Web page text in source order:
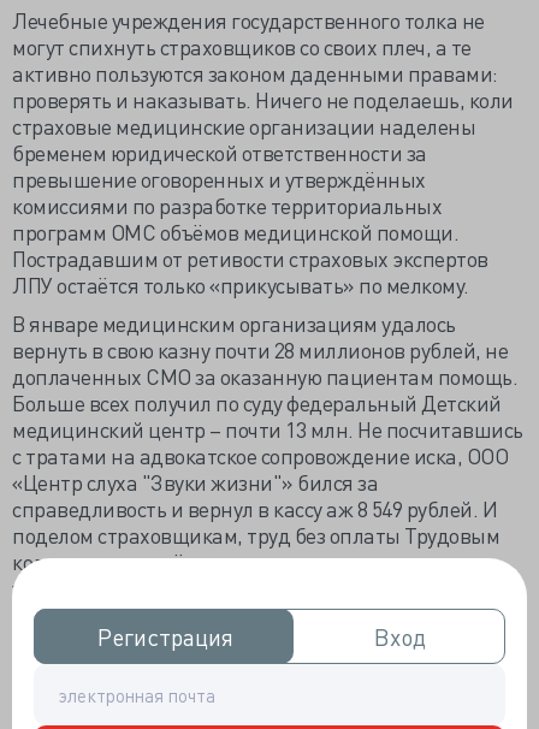
Регистрация
Регистрация Вход
Вход
Лечебные учреждения государственного толка не
могут спихнуть страховщиков со своих плеч, а те
активно пользуются законом даденными правами:
проверять и наказывать. Ничего не поделаешь, коли
страховые медицинские организации наделены
бременем юридической ответственности за
превышение оговоренных и утверждённых
комиссиями по разработке территориальных
программ ОМС объёмов медицинской помощи.
Пострадавшим от ретивости страховых экспертов
ЛПУ остаётся только «прикусывать» по мелкому.
В январе медицинским организациям удалось
вернуть в свою казну почти 28 миллионов рублей, не
доплаченных СМО за оказанную пациентам помощь.
Больше всех получил по суду федеральный Детский
медицинский центр – почти 13 млн. Не посчитавшись
с тратами на адвокатское сопровождение иска, ООО
«Центр слуха "Звуки жизни"» бился за
справедливость и вернул в кассу аж 8 549 рублей. И
поделом страховщикам, труд без оплаты Трудовым
кодексом признаётся принудительным, то есть
уголовно наказуемым.
Достали страховщики и думцев, что ни месяц
депутаты приносят на рассмотрение новые
представители нескольких фракций предложили